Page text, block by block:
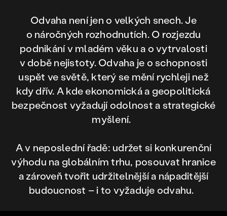
Odvaha není jen o velkých snech. Je
o náročných rozhodnutích. O rozjezdu
podnikání v mladém věku a o vytrvalosti
v době nejistoty. Odvaha je o schopnosti
uspět ve světě, který se mění rychleji než
kdy dřív. A kde ekonomická a geopolitická
bezpečnost vyžadují odolnost a strategické
myšlení.
A v neposlední řadě: udržet si konkurenční
výhodu na globálním trhu, posouvat hranice
a zároveň tvořit udržitelnější a nápaditější
budoucnost – i to vyžaduje odvahu.